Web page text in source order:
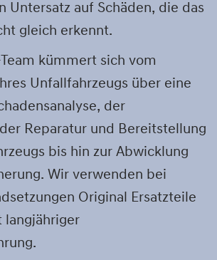
Untersatz auf Schäden, die das
gleich erkennt.
kümmert sich vom
Unfallfahrzeugs über eine
der
Reparatur und Bereitstellung
bis hin zur Abwicklung
Wir verwenden bei
Original Ersatzteile
langjähriger